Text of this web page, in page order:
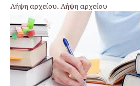
Λήψη αρχείου. Λήψη αρχείου